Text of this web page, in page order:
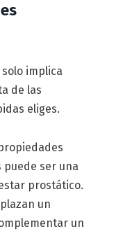
implica
de las
eliges.
ser una
prostático.
un
un